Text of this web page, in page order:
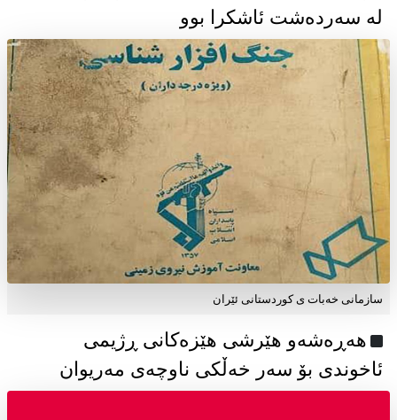
لە سەردەشت ئاشکرا بوو
سازمانی خەبات ی كوردستانی ئێران
هەڕەشەو هێرشی هێزەکانی ڕژیمی
ئاخوندی بۆ سەر خەڵکی ناوچەی مەریوان